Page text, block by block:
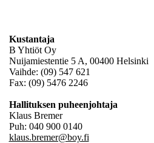
Kustantaja
B Yhtiöt Oy
Nuijamiestentie 5 A, 00400 Helsinki
Vaihde: (09) 547 621
Fax: (09) 5476 2246
Hallituksen puheenjohtaja
Klaus Bremer
Puh: 040 900 0140
klaus.bremer@boy.fi